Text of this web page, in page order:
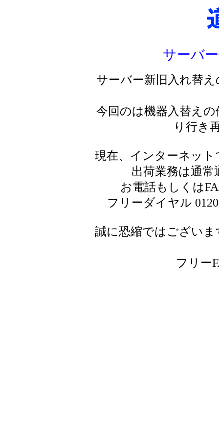
サーバ
サーバー新旧入れ替
今回のは機器入替え
り行き
現在、インターネッ
出荷業務は通
お電話もしくは
フリーダイヤル
誠に恐縮ではござい
フリー